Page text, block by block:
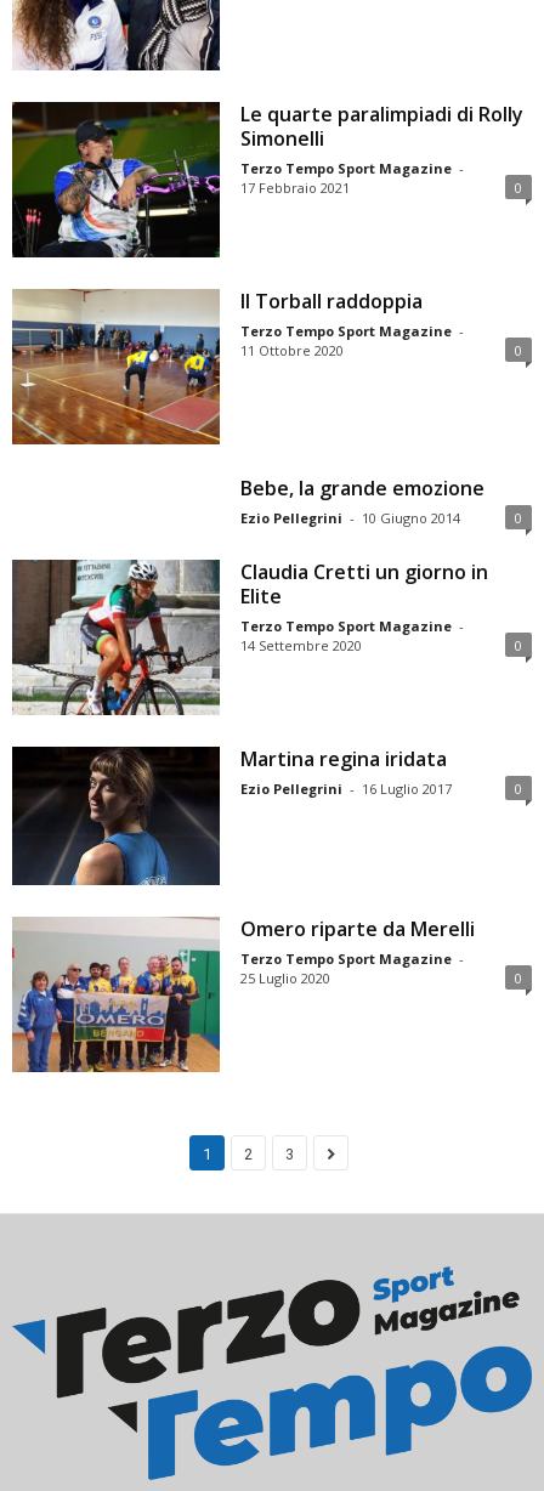
Le quarte paralimpiadi di Rolly
Simonelli
Terzo Tempo Sport Magazine -
17 Febbraio 2021
0
Il Torball raddoppia
Terzo Tempo Sport Magazine -
11 Ottobre 2020
0
Bebe, la grande emozione
Ezio Pellegrini - 10 Giugno 2014 0
Claudia Cretti un giorno in
Elite
Terzo Tempo Sport Magazine -
14 Settembre 2020
0
Martina regina iridata
Ezio Pellegrini - 16 Luglio 2017 0
Omero riparte da Merelli
Terzo Tempo Sport Magazine -
25 Luglio 2020
0
1 2 3